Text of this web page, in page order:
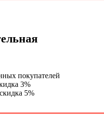
покупателей
3%
5%